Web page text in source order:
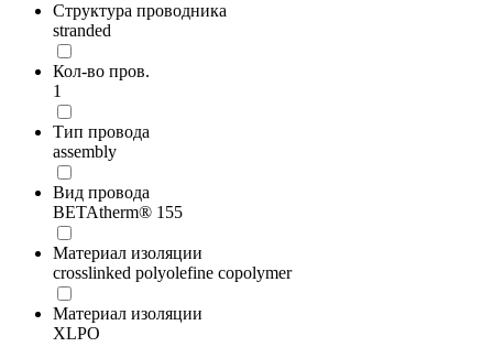
Структура проводника
stranded
Кол-во пров.
1
Тип провода
assembly
Вид провода
BETAtherm® 155
Материал изоляции
crosslinked polyolefine copolymer
Материал изоляции
XLPO